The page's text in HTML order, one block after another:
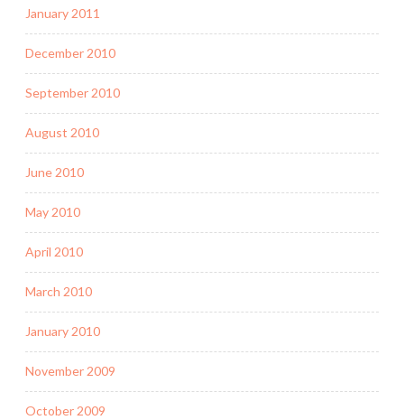
January 2011
December 2010
September 2010
August 2010
June 2010
May 2010
April 2010
March 2010
January 2010
November 2009
October 2009